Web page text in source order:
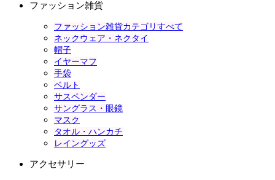
ファッション雑貨
ファッション雑貨カテゴリすべて
ネックウェア・ネクタイ
帽子
イヤーマフ
手袋
ベルト
サスペンダー
サングラス・眼鏡
マスク
タオル・ハンカチ
レイングッズ
アクセサリー